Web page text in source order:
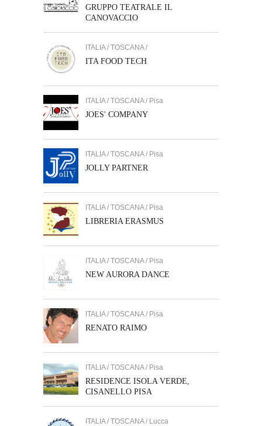
GRUPPO TEATRALE IL
CANOVACCIO
ITALIA / TOSCANA /
ITA FOOD TECH
ITALIA / TOSCANA / Pisa
JOES' COMPANY
ITALIA / TOSCANA / Pisa
JOLLY PARTNER
ITALIA / TOSCANA / Pisa
LIBRERIA ERASMUS
ITALIA / TOSCANA / Pisa
NEW AURORA DANCE
ITALIA / TOSCANA / Pisa
RENATO RAIMO
ITALIA / TOSCANA / Pisa
RESIDENCE ISOLA VERDE,
CISANELLO PISA
ITALIA / TOSCANA / Lucca